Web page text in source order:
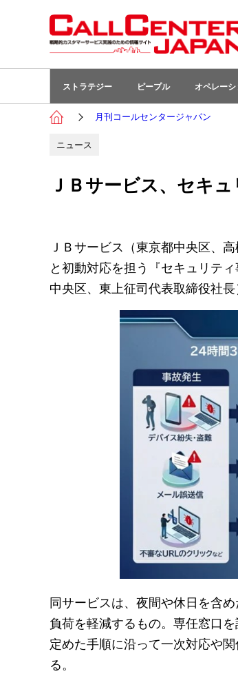
ストラテジー ピープル オペレー
月刊コールセンタージャパン
ニュース
ＪＢサービス、セキ
ＪＢサービス（東京都中央区、
と初動対応を担う『セキュリテ
中央区、東上征司代表取締役社
同サービスは、夜間や休日を含
負荷を軽減するもの。専任窓口
定めた手順に沿って一次対応や
る。